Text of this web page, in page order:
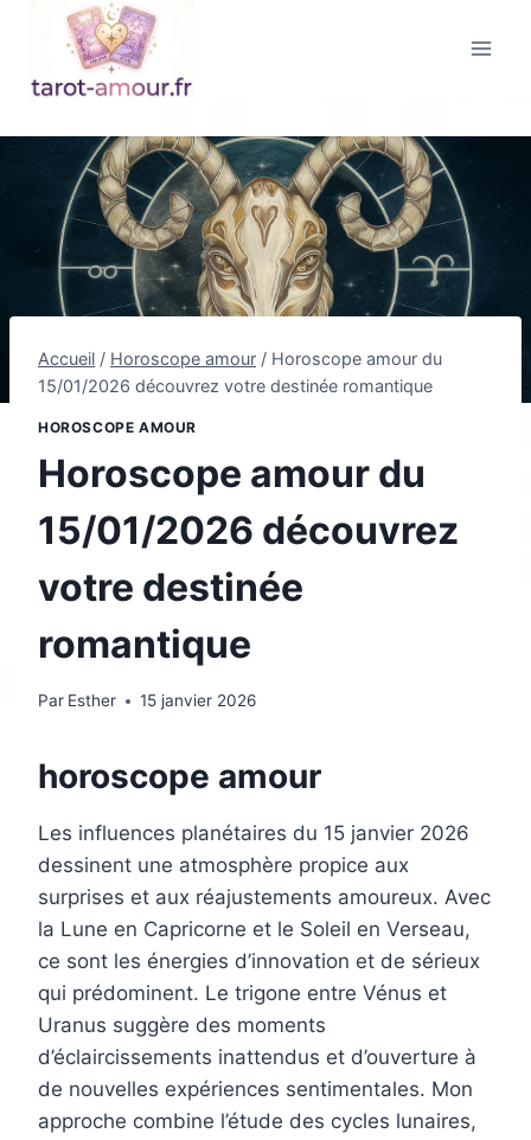
contenu
Accueil / Horoscope amour / Horoscope amour du
15/01/2026 découvrez votre destinée romantique
HOROSCOPE AMOUR
Horoscope amour du
15/01/2026 découvrez
votre destinée
romantique
Par Esther 15 janvier 2026
horoscope amour
Les influences planétaires du 15 janvier 2026
dessinent une atmosphère propice aux
surprises et aux réajustements amoureux. Avec
la Lune en Capricorne et le Soleil en Verseau,
ce sont les énergies d’innovation et de sérieux
qui prédominent. Le trigone entre Vénus et
Uranus suggère des moments
d’éclaircissements inattendus et d’ouverture à
de nouvelles expériences sentimentales. Mon
approche combine l’étude des cycles lunaires,